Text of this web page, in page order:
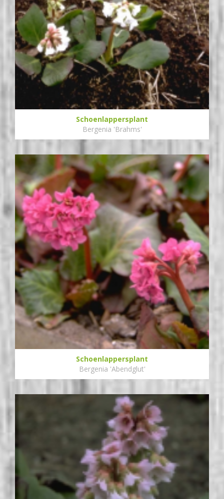
Schoenlappersplant
Bergenia 'Brahms'
Schoenlappersplant
Bergenia 'Abendglut'